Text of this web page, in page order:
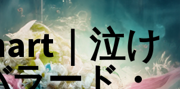
｜泣け
ラード・